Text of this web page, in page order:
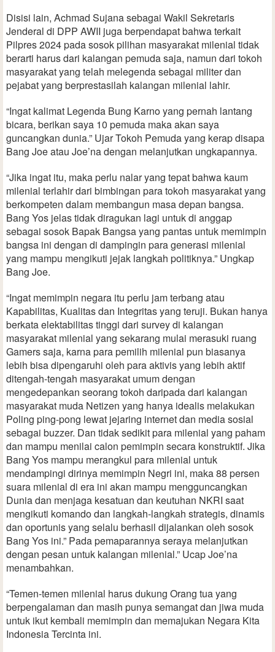
Disisi lain, Achmad Sujana sebagai Wakil Sekretaris
Jenderal di DPP AWII juga berpendapat bahwa terkait
Pilpres 2024 pada sosok pilihan masyarakat milenial tidak
berarti harus dari kalangan pemuda saja, namun dari tokoh
masyarakat yang telah melegenda sebagai militer dan
pejabat yang berprestasilah kalangan milenial lahir.
“Ingat kalimat Legenda Bung Karno yang pernah lantang
bicara, berikan saya 10 pemuda maka akan saya
guncangkan dunia.” Ujar Tokoh Pemuda yang kerap disapa
Bang Joe atau Joe’na dengan melanjutkan ungkapannya.
“Jika ingat itu, maka perlu nalar yang tepat bahwa kaum
milenial terlahir dari bimbingan para tokoh masyarakat yang
berkompeten dalam membangun masa depan bangsa.
Bang Yos jelas tidak diragukan lagi untuk di anggap
sebagai sosok Bapak Bangsa yang pantas untuk memimpin
bangsa ini dengan di dampingin para generasi milenial
yang mampu mengikuti jejak langkah politiknya.” Ungkap
Bang Joe.
“Ingat memimpin negara itu perlu jam terbang atau
Kapabilitas, Kualitas dan Integritas yang teruji. Bukan hanya
berkata elektabilitas tinggi dari survey di kalangan
masyarakat milenial yang sekarang mulai merasuki ruang
Gamers saja, karna para pemilih milenial pun biasanya
lebih bisa dipengaruhi oleh para aktivis yang lebih aktif
ditengah-tengah masyarakat umum dengan
mengedepankan seorang tokoh daripada dari kalangan
masyarakat muda Netizen yang hanya idealis melakukan
Poling ping-pong lewat jejaring internet dan media sosial
sebagai buzzer. Dan tidak sedikit para milenial yang paham
dan mampu menilai calon pemimpin secara konstruktif. Jika
Bang Yos mampu merangkul para milenial untuk
mendampingi dirinya memimpin Negri ini, maka 88 persen
suara milenial di era ini akan mampu mengguncangkan
Dunia dan menjaga kesatuan dan keutuhan NKRI saat
mengikuti komando dan langkah-langkah strategis, dinamis
dan oportunis yang selalu berhasil dijalankan oleh sosok
Bang Yos ini.” Pada pemaparannya seraya melanjutkan
dengan pesan untuk kalangan milenial.” Ucap Joe’na
menambahkan.
“Temen-temen milenial harus dukung Orang tua yang
berpengalaman dan masih punya semangat dan jiwa muda
untuk ikut kembali memimpin dan memajukan Negara Kita
Indonesia Tercinta ini.